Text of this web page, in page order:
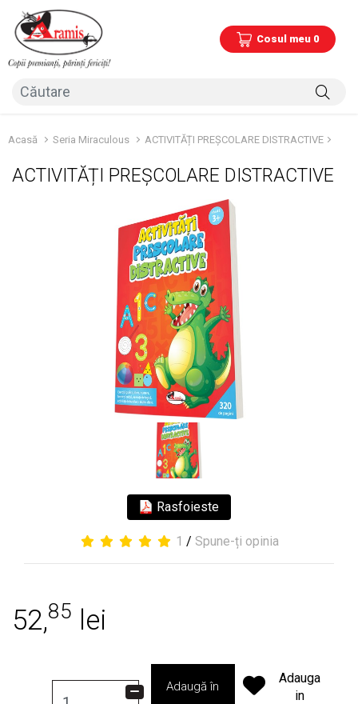
Cosul meu 0
Acasă Seria Miraculous ACTIVITĂȚI PREȘCOLARE DISTRACTIVE
ACTIVITĂȚI PREȘCOLARE DISTRACTIVE
Rasfoieste
1 / Spune-ți opinia
52,85 lei
Adaugă în
Adauga
in